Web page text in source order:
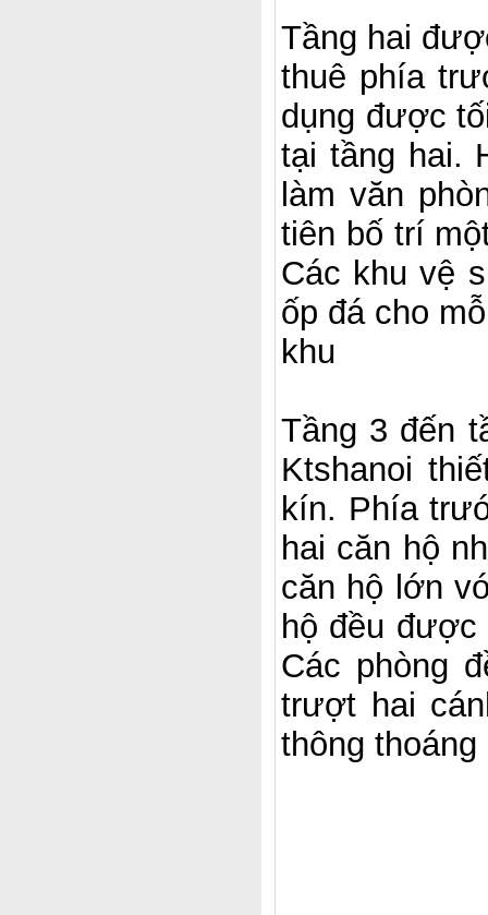
Tầng hai
thuê phía
dụng được
tại tầng hai.
làm văn
tiên bố trí
Các khu vệ
ốp đá cho
khu
Tầng 3 đến
Ktshanoi
kín. Phía
hai căn hộ
căn hộ lớn
hộ đều được
Các phòng
trượt hai
thông